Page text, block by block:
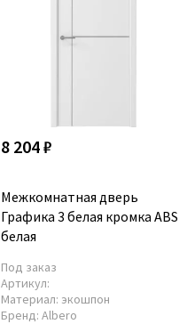
8 204 ₽
Межкомнатная дверь
Графика 3 белая кромка ABS
белая
Под заказ
Артикул:
Материал: экошпон
Бренд: Albero